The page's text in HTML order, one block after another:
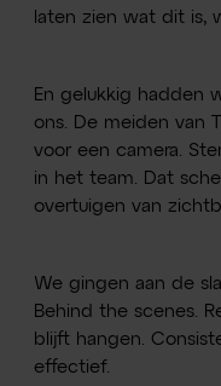
laten zien wat dit is,
En gelukkig hadden
ons. De meiden van
voor een camera.
in het team. Dat
overtuigen van
We gingen aan de
Behind the scenes.
blijft hangen.
effectief.